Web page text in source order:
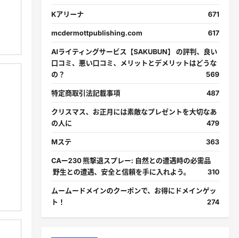
Kアリーナ 671
mcdermottpublishing.com 617
AIライティングサービス【SAKUBUN】 の評判、良い
口コミ、悪い口コミ、メリットとデメリットはどうな
の？
569
特定商取引法記載事項 487
クリスマス、お正月には素敵なプレゼントを大切なあ
の人に
479
Mステ 363
CAー230 熊撃退スプレー: 自然との遭遇時の必需品
野生との遭遇、安全と信頼を手に入れよう。
310
ムームードメインのクーポンで、お得にドメインゲッ
ト！
274